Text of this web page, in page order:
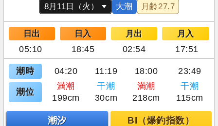
大潮 月齢27.7
日出 日入 月出 月入
05:10 18:45 02:54 17:51
潮時 04:20 11:19 18:00 23:49
潮位
満潮 干潮 満潮
干潮
199cm
30cm 218cm 115cm
潮汐 BI（爆釣指数）